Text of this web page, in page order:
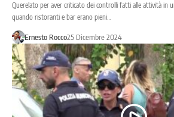
Querelato per aver criticato dei controlli fatti alle attività in
quando ristoranti e bar erano pieni…
Ernesto Rocco25 Dicembre 2024